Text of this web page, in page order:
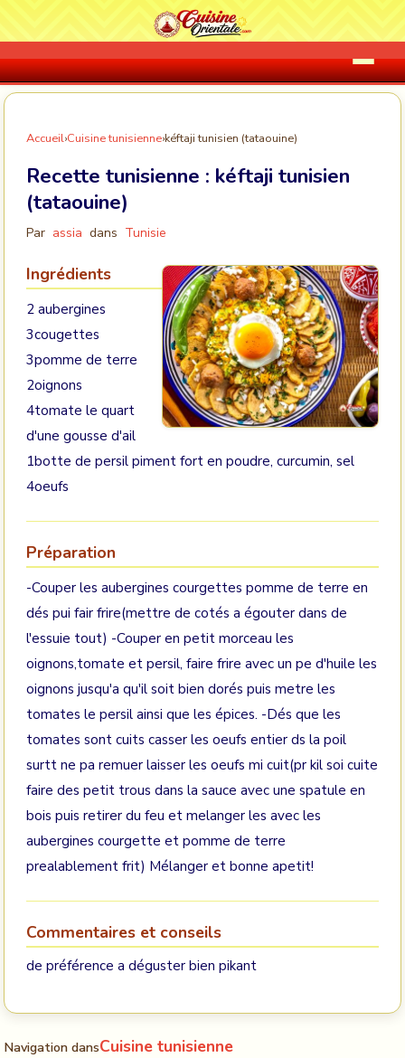
Accueil›Cuisine tunisienne›kéftaji tunisien (tataouine)
Recette tunisienne : kéftaji tunisien
(tataouine)
Par assia dans Tunisie
Ingrédients
2 aubergines
3cougettes
3pomme de terre
2oignons
4tomate le quart
d'une gousse d'ail
1botte de persil piment fort en poudre, curcumin, sel
4oeufs
Préparation
-Couper les aubergines courgettes pomme de terre en
dés pui fair frire(mettre de cotés a égouter dans de
l'essuie tout) -Couper en petit morceau les
oignons,tomate et persil, faire frire avec un pe d'huile les
oignons jusqu'a qu'il soit bien dorés puis metre les
tomates le persil ainsi que les épices. -Dés que les
tomates sont cuits casser les oeufs entier ds la poil
surtt ne pa remuer laisser les oeufs mi cuit(pr kil soi cuite
faire des petit trous dans la sauce avec une spatule en
bois puis retirer du feu et melanger les avec les
aubergines courgette et pomme de terre
prealablement frit) Mélanger et bonne apetit!
Commentaires et conseils
de préférence a déguster bien pikant
Navigation dansCuisine tunisienne